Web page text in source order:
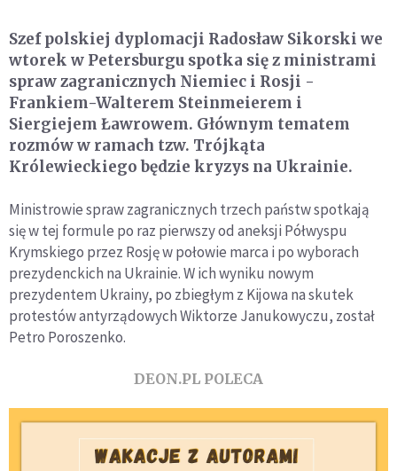
Szef polskiej dyplomacji Radosław Sikorski we
wtorek w Petersburgu spotka się z ministrami
spraw zagranicznych Niemiec i Rosji -
Frankiem-Walterem Steinmeierem i
Siergiejem Ławrowem. Głównym tematem
rozmów w ramach tzw. Trójkąta
Królewieckiego będzie kryzys na Ukrainie.
Ministrowie spraw zagranicznych trzech państw spotkają
się w tej formule po raz pierwszy od aneksji Półwyspu
Krymskiego przez Rosję w połowie marca i po wyborach
prezydenckich na Ukrainie. W ich wyniku nowym
prezydentem Ukrainy, po zbiegłym z Kijowa na skutek
protestów antyrządowych Wiktorze Janukowyczu, został
Petro Poroszenko.
DEON.PL POLECA